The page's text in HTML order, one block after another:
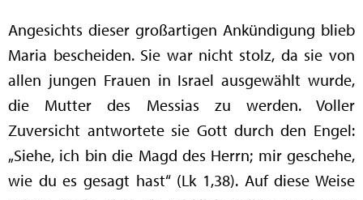
Angesichts dieser großartigen Ankündigung blieb
Maria bescheiden. Sie war nicht stolz, da sie von
allen jungen Frauen in Israel ausgewählt wurde,
die Mutter des Messias zu werden. Voller
Zuversicht antwortete sie Gott durch den Engel:
„Siehe, ich bin die Magd des Herrn; mir geschehe,
wie du es gesagt hast“ (Lk 1,38). Auf diese Weise